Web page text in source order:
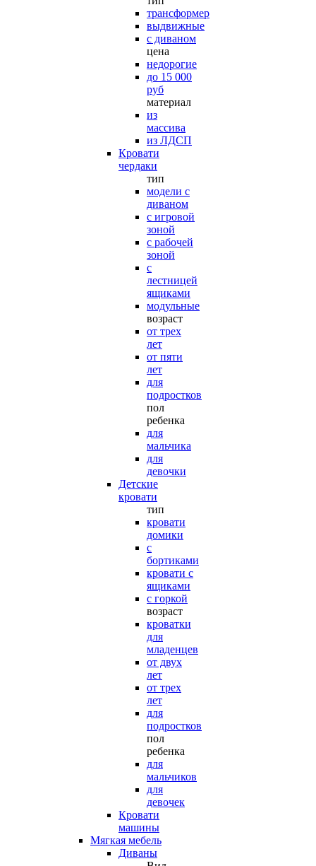
трансформер
выдвижные
с диваном
цена
недорогие
до 15 000
руб
материал
из
массива
из ЛДСП
Кровати
чердаки
тип
модели с
диваном
с игровой
зоной
с рабочей
зоной
с
лестницей
ящиками
модульные
возраст
от трех
лет
от пяти
лет
для
подростков
пол
ребенка
для
мальчика
для
девочки
Детские
кровати
тип
кровати
домики
с
бортиками
кровати с
ящиками
с горкой
возраст
кроватки
для
младенцев
от двух
лет
от трех
лет
для
подростков
пол
ребенка
для
мальчиков
для
девочек
Кровати
машины
Мягкая мебель
Диваны